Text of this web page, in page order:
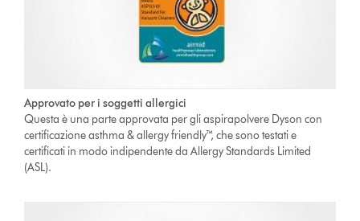
Approvato per i soggetti allergici
Questa è una parte approvata per gli aspirapolvere Dyson con
certificazione asthma & allergy friendly™, che sono testati e
certificati in modo indipendente da Allergy Standards Limited
(ASL).